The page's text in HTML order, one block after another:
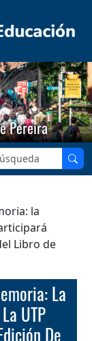
Pereira
la
Libro de
UTP
De